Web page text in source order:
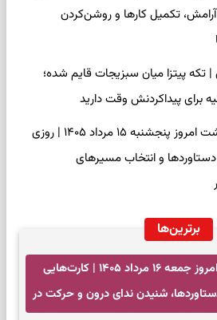
تکمیل کارها و روشن‌کردن
تکه پیتزا میان سبزیجات قایم شده؛
فال سرنوشت امروز پنجشنبه ۱۵ مرداد ۱۴۰۵ | روزی
و انتخاب مسیرهای
برترین‌ها
فال تاروت امروز جمعه ۱۶ مرداد ۱۴۰۵ | کارت‌هایی
شنیدن ندای درون و حرکت در